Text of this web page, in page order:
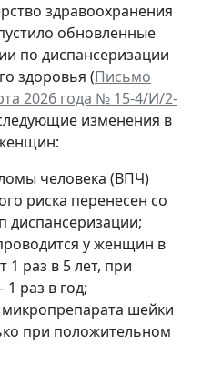
здравоохранения
обновленные
по диспансеризации
здоровья (Письмо
2026 года № 15-4/И/2-
изменения в
человека (ВПЧ)
риска перенесен со
диспансеризации;
у женщин в
1 раз в 5 лет, при
раз в год;
шейки
при положительном